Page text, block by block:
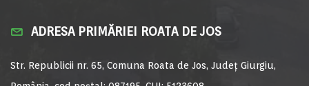
ADRESA PRIMĂRIEI ROATA DE JOS
Str. Republicii nr. 65, Comuna Roata de Jos, Județ Giurgiu,